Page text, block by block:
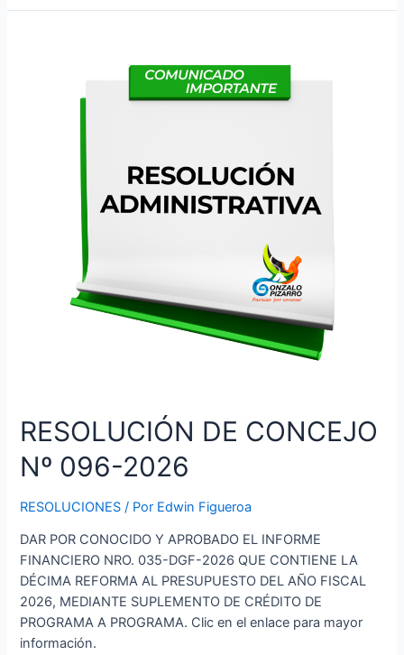
RESOLUCIÓN DE CONCEJO
Nº 096-2026
RESOLUCIONES / Por Edwin Figueroa
DAR POR CONOCIDO Y APROBADO EL INFORME
FINANCIERO NRO. 035-DGF-2026 QUE CONTIENE LA
DÉCIMA REFORMA AL PRESUPUESTO DEL AÑO FISCAL
2026, MEDIANTE SUPLEMENTO DE CRÉDITO DE
PROGRAMA A PROGRAMA. Clic en el enlace para mayor
información.